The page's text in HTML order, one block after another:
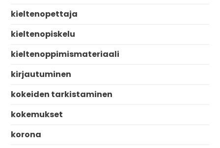
kieltenopettaja
kieltenopiskelu
kieltenoppimismateriaali
kirjautuminen
kokeiden tarkistaminen
kokemukset
korona